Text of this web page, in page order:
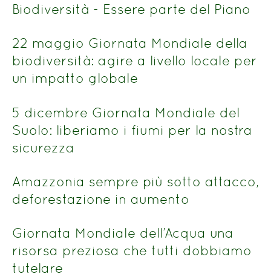
Biodiversità - Essere parte del Piano
22 maggio Giornata Mondiale della
biodiversità: agire a livello locale per
un impatto globale
5 dicembre Giornata Mondiale del
Suolo: liberiamo i fiumi per la nostra
sicurezza
Amazzonia sempre più sotto attacco,
deforestazione in aumento
Giornata Mondiale dell’Acqua una
risorsa preziosa che tutti dobbiamo
tutelare